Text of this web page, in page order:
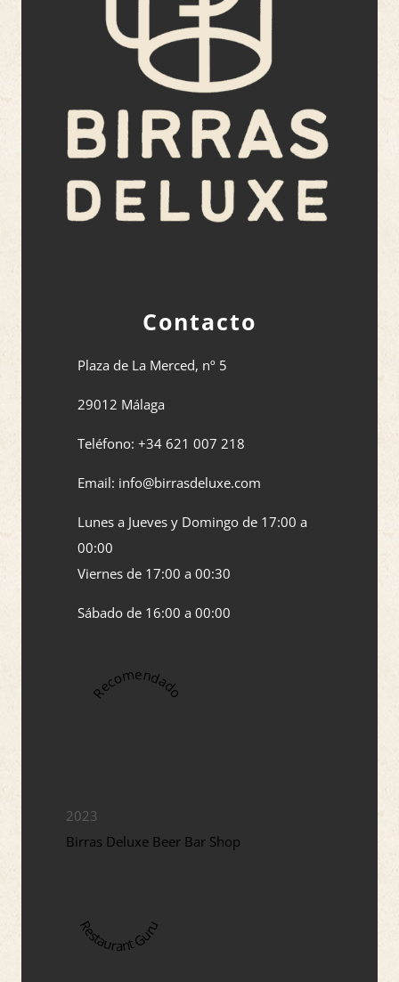
Contacto
Plaza de La Merced, nº 5
29012 Málaga
Teléfono: +34 621 007 218
Email: info@birrasdeluxe.com​
Lunes a Jueves y Domingo de 17:00 a
00:00
Viernes de 17:00 a 00:30
Sábado de 16:00 a 00:00
Recomendado
2023
Birras Deluxe Beer Bar Shop
Restaurant Guru